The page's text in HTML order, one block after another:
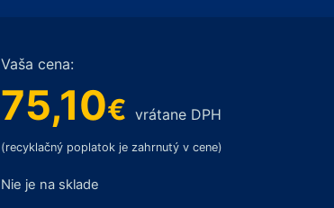
Vaša cena:
75,10€ vrátane DPH
(recyklačný poplatok je zahrnutý v cene)
Nie je na sklade